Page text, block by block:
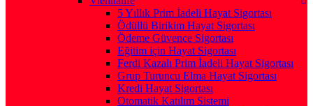
5 Yıllık Prim İadeli Hayat Sigortası
Ödüllü Birikim Hayat Sigortası
Ödeme Güvence Sigortası
Eğitim için Hayat Sigortası
Ferdi Kazalı Prim İadeli Hayat Sigortası
Grup Turuncu Elma Hayat Sigortası
Kredi Hayat Sigortası
Otomatik Katılım Sistemi